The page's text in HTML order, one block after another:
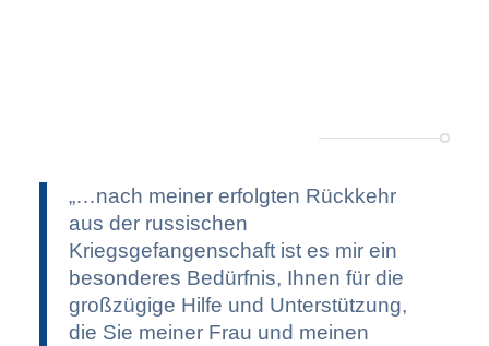
„…nach meiner erfolgten Rückkehr
aus der russischen
Kriegsgefangenschaft ist es mir ein
besonderes Bedürfnis, Ihnen für die
großzügige Hilfe und Unterstützung,
die Sie meiner Frau und meinen